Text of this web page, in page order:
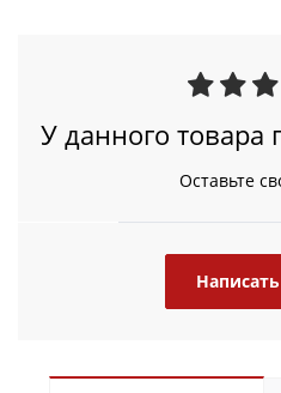
У данного товара
Оставьте